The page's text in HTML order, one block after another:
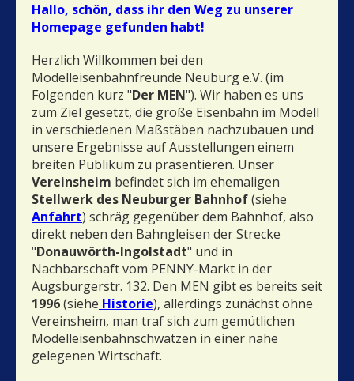
Hallo, schön, dass ihr den Weg zu unserer
Homepage gefunden habt!
Herzlich Willkommen bei den
Modelleisenbahnfreunde Neuburg e.V. (im
Folgenden kurz "Der MEN"). Wir haben es uns
zum Ziel gesetzt, die große Eisenbahn im Modell
in verschiedenen Maßstäben nachzubauen und
unsere Ergebnisse auf Ausstellungen einem
breiten Publikum zu präsentieren. Unser
Vereinsheim befindet sich im ehemaligen
Stellwerk des Neuburger Bahnhof(siehe
Anfahrt) schräg gegenüber dem Bahnhof, also
direkt neben den Bahngleisen der Strecke
"Donauwörth-Ingolstadt" und in
Nachbarschaft vom PENNY-Markt in der
Augsburgerstr. 132. Den MEN gibt es bereits seit
1996(siehe Historie), allerdings zunächst ohne
Vereinsheim, man traf sich zum gemütlichen
Modelleisenbahnschwatzen in einer nahe
gelegenen Wirtschaft.